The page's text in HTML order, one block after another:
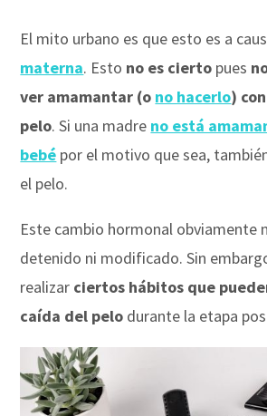
El mito urbano es que esto es a
materna. Esto no es cierto pues
ver amamantar (o no hacerlo)
pelo. Si una madre no está
bebé por el motivo que sea,
el pelo.
Este cambio hormonal obviamente
detenido ni modificado. Sin
realizar ciertos hábitos que
caída del pelo durante la etapa